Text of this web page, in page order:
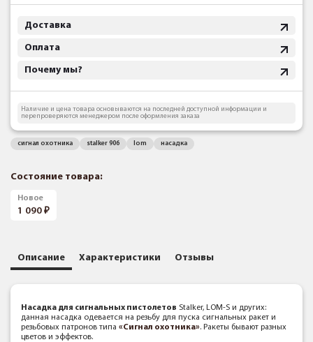
Доставка
Оплата
Почему мы?
Наличие и цена товара основываются на последней доступной информации и
перепроверяются менеджером после оформления заказа
сигнал охотника stalker 906 lom насадка
Состояние товара:
Новое
1 090
Описание Характеристики Отзывы
Насадка для сигнальных пистолетов Stalker, LOM-S и других:
данная насадка одевается на резьбу для пуска сигнальных ракет и
резьбовых патронов типа «Сигнал охотника». Ракеты бывают разных
цветов и эффектов.